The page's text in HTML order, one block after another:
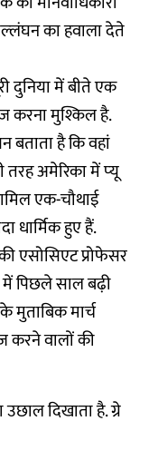
का हवाला देते
दुनिया में बीते एक
करना मुश्किल है.
है कि वहां
तरह अमेरिका में प्‍यू
एक-चौथाई
धार्मिक हुए हैं.
एसोसिएट प्रोफेसर
पिछले साल बढ़ी
मुताबिक मार्च
करने वालों की